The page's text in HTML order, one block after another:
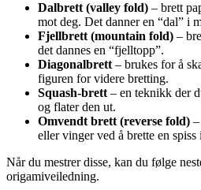
Dalbrett (valley fold) – brett
mot deg. Det danner en “dal” i
Fjellbrett (mountain fold) –
det dannes en “fjelltopp”.
Diagonalbrett – brukes for å
figuren for videre bretting.
Squash-brett – en teknikk der
og flater den ut.
Omvendt brett (reverse fold)
eller vinger ved å brette en
Når du mestrer disse, kan du følge
origamiveiledning.